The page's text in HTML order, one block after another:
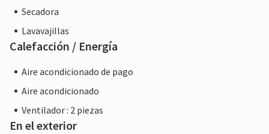
Secadora
Lavavajillas
Calefacción / Energía
Aire acondicionado de pago
Aire acondicionado
Ventilador : 2 piezas
En el exterior